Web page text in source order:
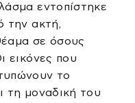
εντοπίστηκε
την ακτή,
σε όσους
εικόνες που
το
τη μοναδική του